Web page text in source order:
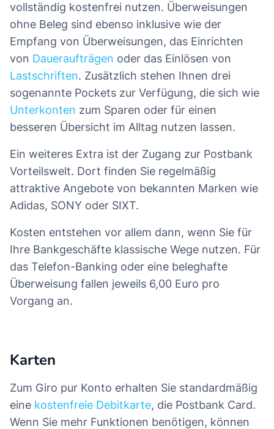
vollständig kostenfrei nutzen. Überweisungen
ohne Beleg sind ebenso inklusive wie der
Empfang von Überweisungen, das Einrichten
von Daueraufträgen oder das Einlösen von
Lastschriften. Zusätzlich stehen Ihnen drei
sogenannte Pockets zur Verfügung, die sich wie
Unterkonten zum Sparen oder für einen
besseren Übersicht im Alltag nutzen lassen.
Ein weiteres Extra ist der Zugang zur Postbank
Vorteilswelt. Dort finden Sie regelmäßig
attraktive Angebote von bekannten Marken wie
Adidas, SONY oder SIXT.
Kosten entstehen vor allem dann, wenn Sie für
Ihre Bankgeschäfte klassische Wege nutzen. Für
das Telefon-Banking oder eine beleghafte
Überweisung fallen jeweils 6,00 Euro pro
Vorgang an.
Karten
Zum Giro pur Konto erhalten Sie standardmäßig
eine kostenfreie Debitkarte, die Postbank Card.
Wenn Sie mehr Funktionen benötigen, können